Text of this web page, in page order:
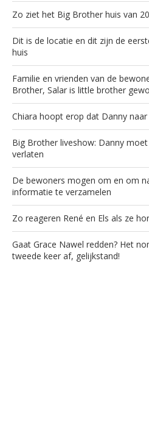
Zo ziet het Big Brother huis van
Dit is de locatie en dit zijn de
huis
Familie en vrienden van de
Brother, Salar is little brother
Chiara hoopt erop dat Danny
Big Brother liveshow: Danny
verlaten
De bewoners mogen om en om
informatie te verzamelen
Zo reageren René en Els als ze
Gaat Grace Nawel redden? Het
tweede keer af, gelijkstand!